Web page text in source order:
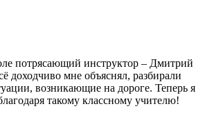
потрясающий инструктор – Дмитрий
доходчиво мне объяснял, разбирали
возникающие на дороге. Теперь я
такому классному учителю!